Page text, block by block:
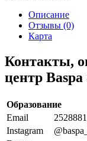
Описание
Отзывы (0)
Карта
Контакты,
центр Baspa
Образование
Email
Instagram